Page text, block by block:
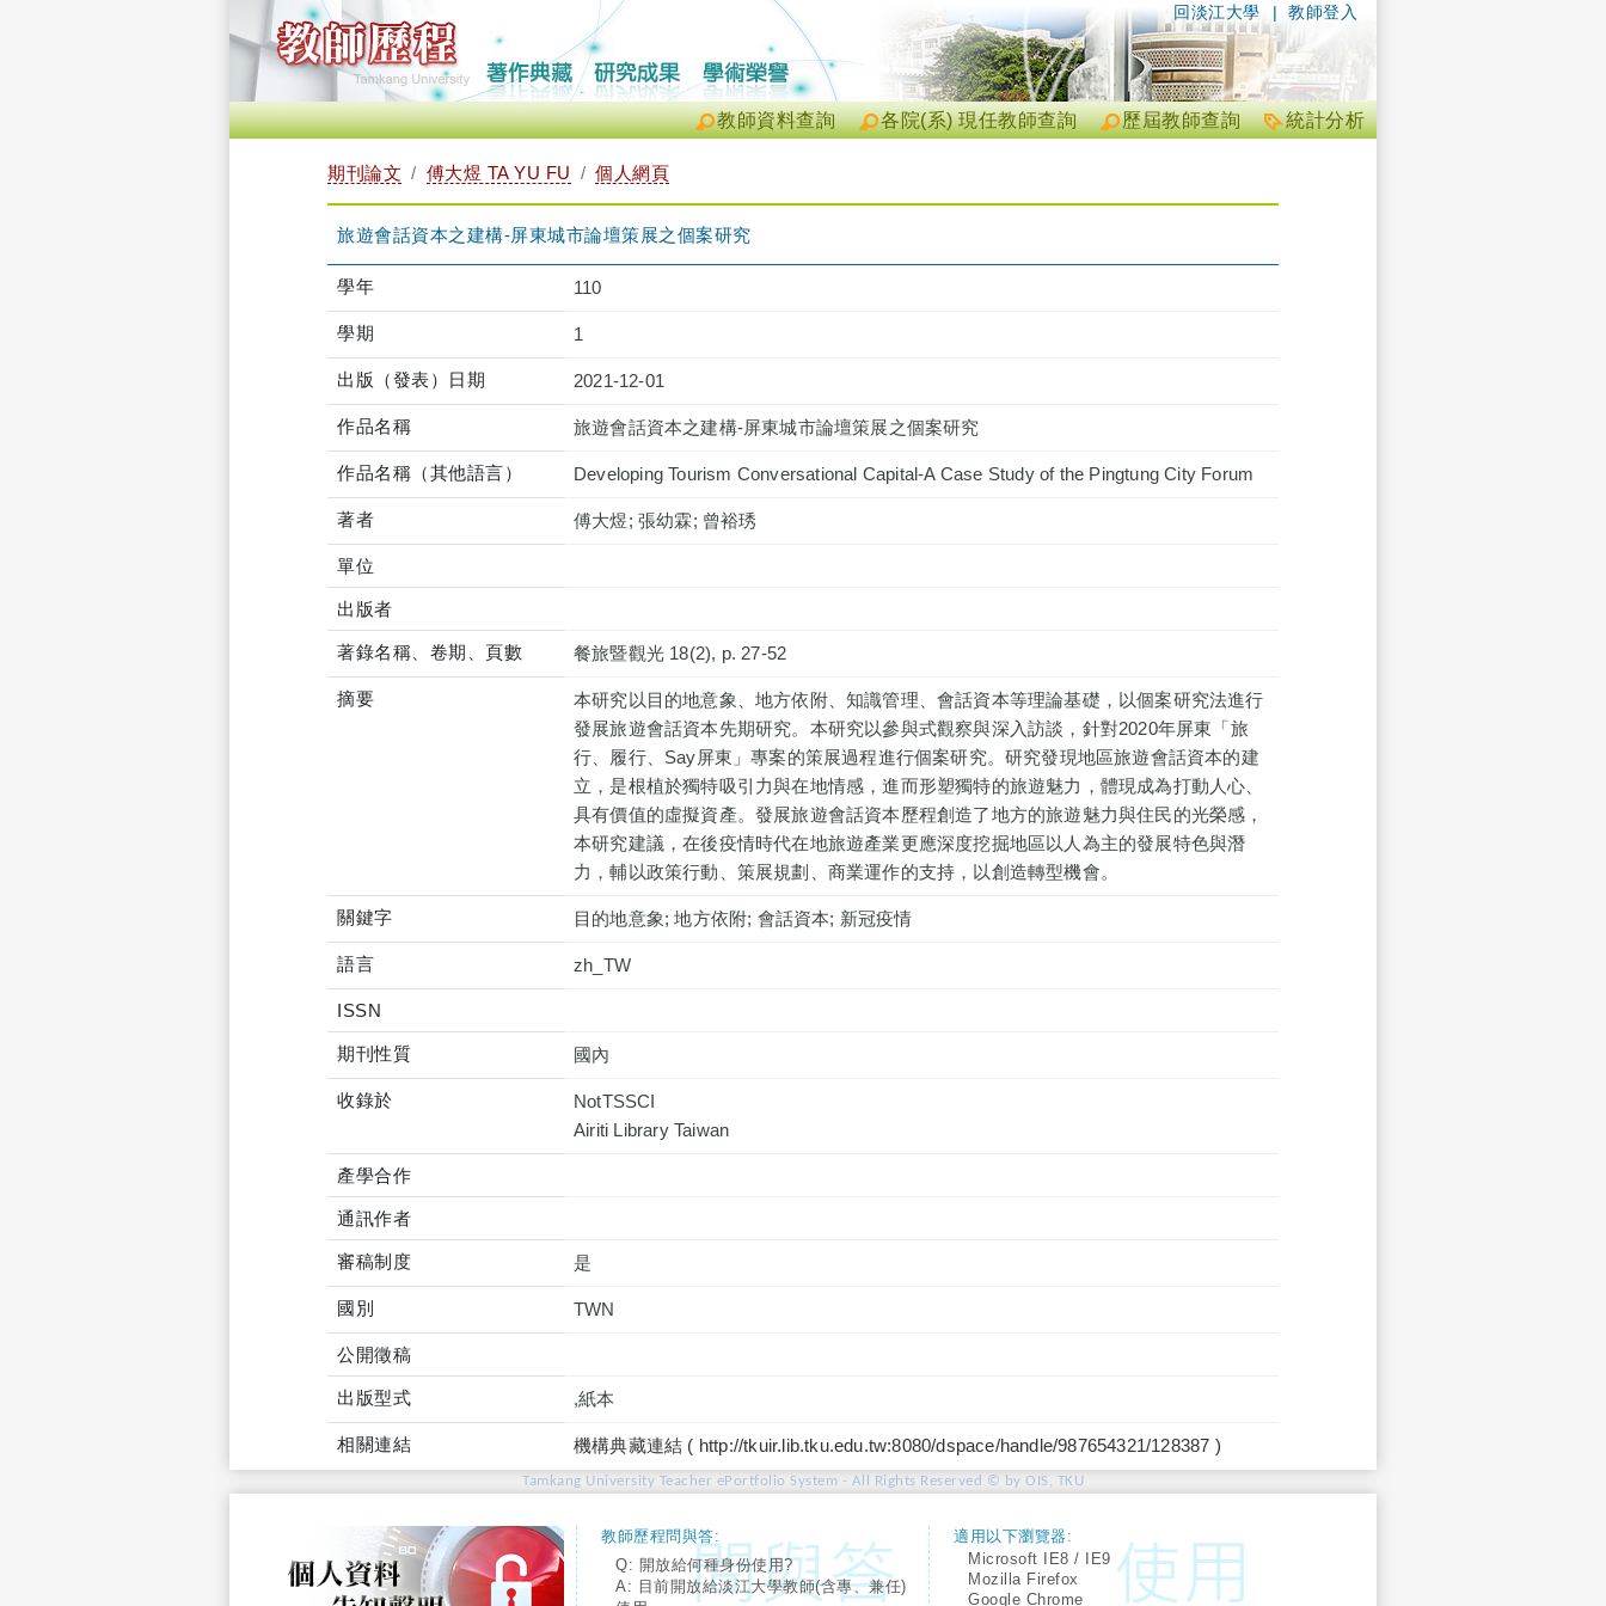
| 教師登入
回淡江大學
統計分析
歷屆教師查詢
各院(系) 現任教師查詢
教師資料查詢
期刊論文 傅大煜 TA YU FU 個人網頁
旅遊會話資本之建構-屏東城市論壇策展之個案研究
學年 110
學期 1
出版（發表）日期 2021-12-01
作品名稱 旅遊會話資本之建構-屏東城市論壇策展之個案研究
作品名稱（其他語言） Developing Tourism Conversational Capital-A Case Study of the Pingtung City Forum
著者 傅大煜; 張幼霖; 曾裕琇
單位
出版者
著錄名稱、卷期、頁數 餐旅暨觀光 18(2), p. 27-52
摘要
本研究以目的地意象、地方依附、知識管理、會話資本等理論基礎，以個案研究法進行
發展旅遊會話資本先期研究。本研究以參與式觀察與深入訪談，針對2020年屏東「旅
行、履行、Say屏東」專案的策展過程進行個案研究。研究發現地區旅遊會話資本的建
立，是根植於獨特吸引力與在地情感，進而形塑獨特的旅遊魅力，體現成為打動人心、
具有價值的虛擬資產。發展旅遊會話資本歷程創造了地方的旅遊魅力與住民的光榮感，
本研究建議，在後疫情時代在地旅遊產業更應深度挖掘地區以人為主的發展特色與潛
力，輔以政策行動、策展規劃、商業運作的支持，以創造轉型機會。
關鍵字 目的地意象; 地方依附; 會話資本; 新冠疫情
語言 zh_TW
ISSN
期刊性質 國內
收錄於
NotTSSCI
產學合作
通訊作者
審稿制度 是
國別 TWN
公開徵稿
出版型式 ,紙本
相關連結 機構典藏連結 ( http://tkuir.lib.tku.edu.tw:8080/dspace/handle/987654321/128387 )
Tamkang University Teacher ePortfolio System - All Rights Reserved © by OIS, TKU
教師歷程問與答:
Q: 開放給何種身份使用?
A: 目前開放給淡江大學教師(含專、兼任)
適用以下瀏覽器:
Microsoft IE8 / IE9
Mozilla Firefox
Google Chrome